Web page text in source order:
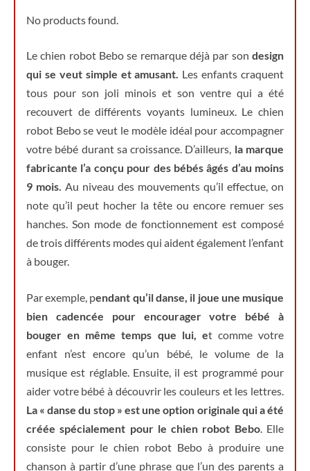
No products found.
Le chien robot Bebo se remarque déjà par sondesign
qui se veut simple et amusant. Les enfants craquent
tous pour son joli minois et son ventre qui a été
recouvert de différents voyants lumineux. Le chien
robot Bebo se veut le modèle idéal pour accompagner
votre bébé durant sa croissance. D’ailleurs, la marque
fabricante l’a conçu pour des bébés âgés d’au moins
9 mois. Au niveau des mouvements qu’il effectue, on
note qu’il peut hocher la tête ou encore remuer ses
hanches. Son mode de fonctionnement est composé
de trois différents modes qui aident également l’enfant
à bouger.
Par exemple, pendant qu’il danse, il joue une musique
bien cadencée pour encourager votre bébé à
bouger en même temps que lui, et comme votre
enfant n’est encore qu’un bébé, le volume de la
musique est réglable. Ensuite, il est programmé pour
aider votre bébé à découvrir les couleurs et les lettres.
La « danse du stop » est une option originale qui a été
créée spécialement pour le chien robot Bebo. Elle
consiste pour le chien robot Bebo à produire une
chanson à partir d’une phrase que l’un des parents a